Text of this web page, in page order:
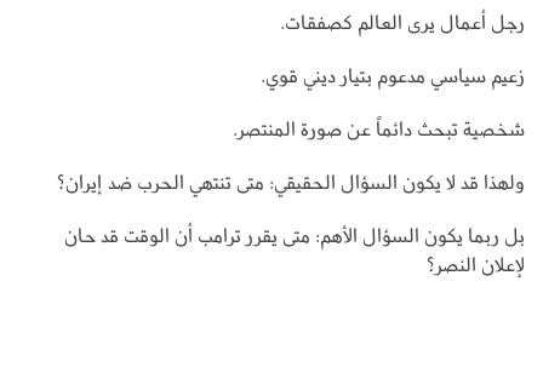
رجل أعمال يرى العالم كصفقات.
زعيم سياسي مدعوم بتيار ديني قوي.
شخصية تبحث دائماً عن صورة المنتصر.
ولهذا قد لا يكون السؤال الحقيقي: متى تنتهي الحرب ضد إيران؟
بل ربما يكون السؤال الأهم: متى يقرر ترامب أن الوقت قد حان
لإعلان النصر؟